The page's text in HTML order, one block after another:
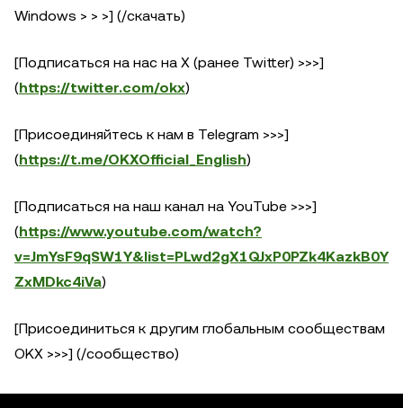
Windows > > >] (/скачать)
[Подписаться на нас на X (ранее Twitter) >>>]
(https://twitter.com/okx)
[Присоединяйтесь к нам в Telegram >>>]
(https://t.me/OKXOfficial_English)
[Подписаться на наш канал на YouTube >>>]
(https://www.youtube.com/watch?
v=JmYsF9qSW1Y&list=PLwd2gX1QJxP0PZk4KazkB0Y
ZxMDkc4iVa)
[Присоединиться к другим глобальным сообществам
OKX >>>] (/сообщество)